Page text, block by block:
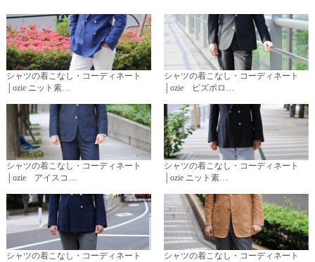
シャツの着こなし・コーディネート
│ozie ニット素…
シャツの着こなし・コーディネート
│ozie ビズポロ…
シャツの着こなし・コーディネート
│ozie アイスコ…
シャツの着こなし・コーディネート
│ozie ニット素…
シャツの着こなし・コーディネート
シャツの着こなし・コーディネート